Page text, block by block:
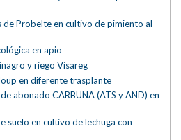
Probelte en cultivo de pimiento al
en apio
y riego Visareg
en diferente trasplante
abonado CARBUNA (ATS y AND) en
suelo en cultivo de lechuga con